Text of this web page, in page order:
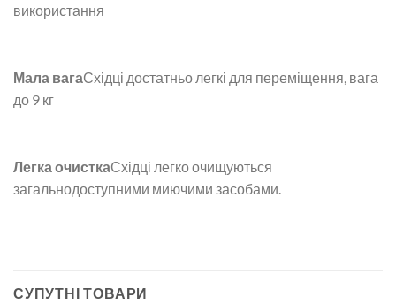
використання
Мала вагаСхідці достатньо легкі для переміщення, вага
до 9 кг
Легка очисткаСхідці легко очищуються
загальнодоступними миючими засобами.
СУПУТНІ ТОВАРИ